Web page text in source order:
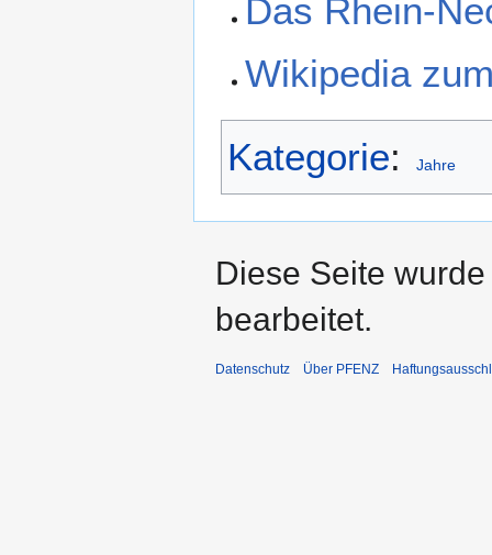
Das Rhein-
Wikipedia
Kategorie: Jahre
Diese Seite
bearbeitet.
Datenschutz Über PFENZ